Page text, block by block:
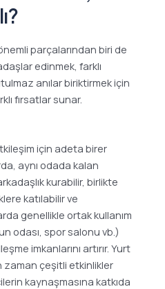
parçalarından biri de
edinmek, farklı
anılar biriktirmek için
fırsatlar sunar.
için adeta birer
aynı odada kalan
kurabilir, birlikte
katılabilir ve
genellikle ortak kullanım
odası, spor salonu vb.)
imkanlarını artırır. Yurt
çeşitli etkinlikler
kaynaşmasına katkıda